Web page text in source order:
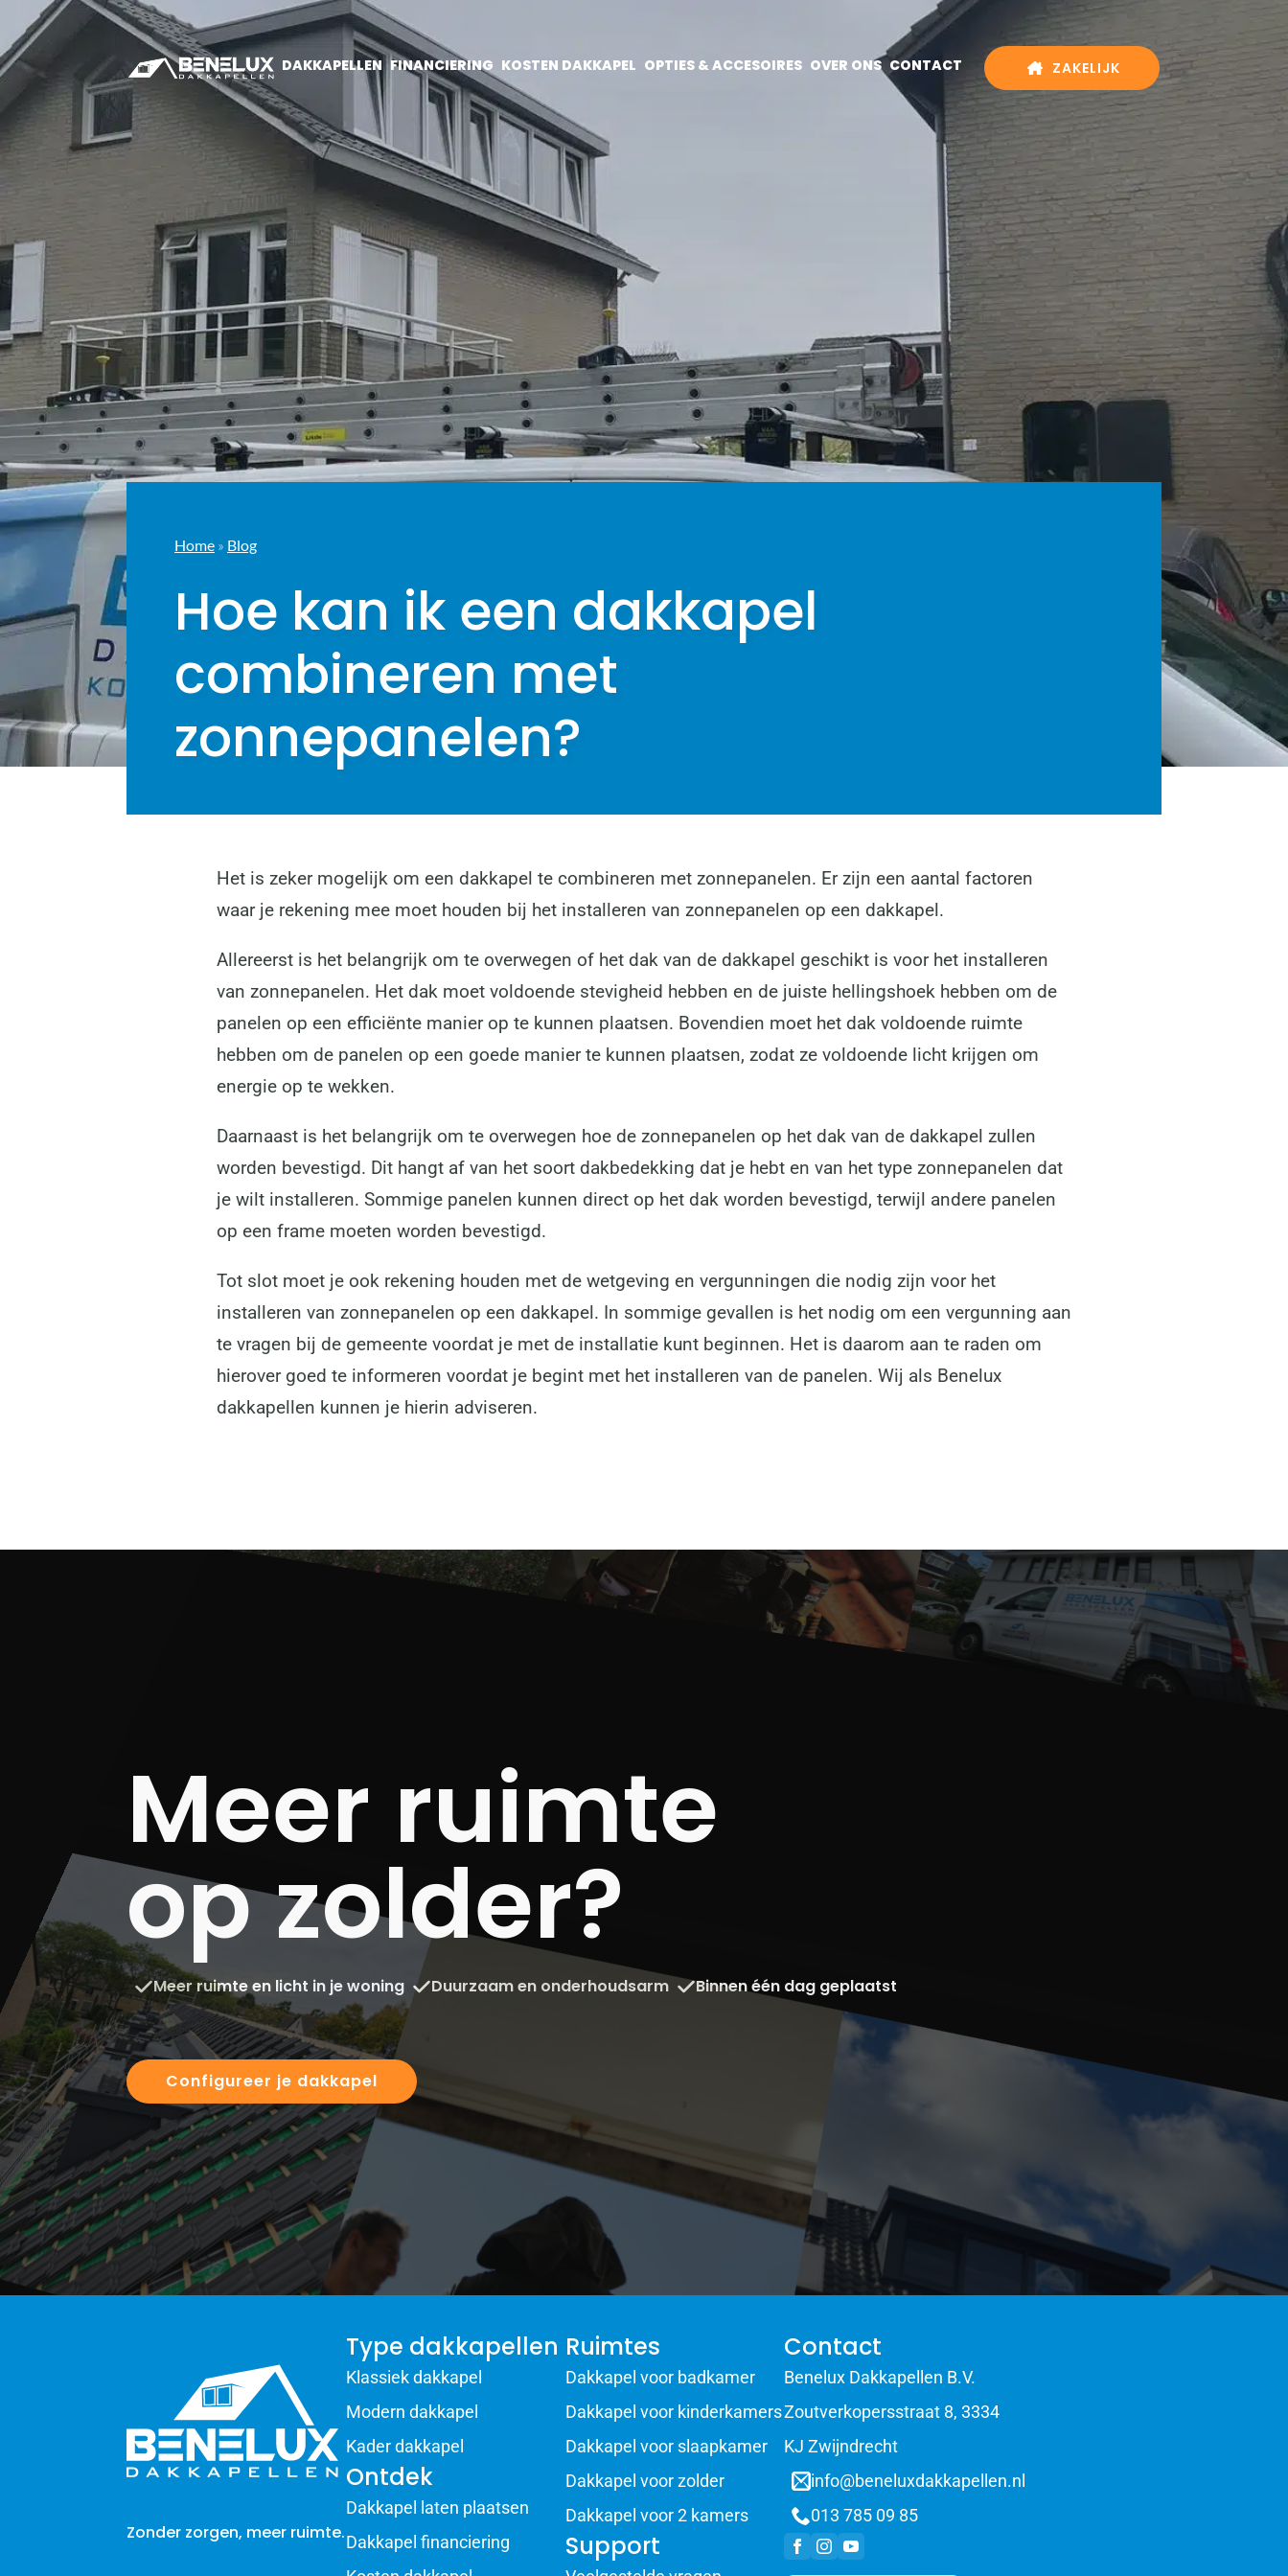
DAKKAPELLEN FINANCIERING KOSTEN DAKKAPEL OPTIES & ACCESOIRES OVER ONS CONTACT ZAKELIJK
Home » Blog
Hoe kan ik een dakkapel
combineren met
zonnepanelen?
Het is zeker mogelijk om een dakkapel te combineren met zonnepanelen. Er zijn een aantal factoren
waar je rekening mee moet houden bij het installeren van zonnepanelen op een dakkapel.
Allereerst is het belangrijk om te overwegen of het dak van de dakkapel geschikt is voor het installeren
van zonnepanelen. Het dak moet voldoende stevigheid hebben en de juiste hellingshoek hebben om de
panelen op een efficiënte manier op te kunnen plaatsen. Bovendien moet het dak voldoende ruimte
hebben om de panelen op een goede manier te kunnen plaatsen, zodat ze voldoende licht krijgen om
energie op te wekken.
Daarnaast is het belangrijk om te overwegen hoe de zonnepanelen op het dak van de dakkapel zullen
worden bevestigd. Dit hangt af van het soort dakbedekking dat je hebt en van het type zonnepanelen dat
je wilt installeren. Sommige panelen kunnen direct op het dak worden bevestigd, terwijl andere panelen
op een frame moeten worden bevestigd.
Tot slot moet je ook rekening houden met de wetgeving en vergunningen die nodig zijn voor het
installeren van zonnepanelen op een dakkapel. In sommige gevallen is het nodig om een vergunning aan
te vragen bij de gemeente voordat je met de installatie kunt beginnen. Het is daarom aan te raden om
hierover goed te informeren voordat je begint met het installeren van de panelen. Wij als Benelux
dakkapellen kunnen je hierin adviseren.
Meer ruimte
op zolder?
Meer ruimte en licht in je woning Duurzaam en onderhoudsarm Binnen één dag geplaatst
Configureer je dakkapel
Zonder zorgen, meer ruimte.
Type dakkapellen
Klassiek dakkapel
Modern dakkapel
Kader dakkapel
Ontdek
Dakkapel laten plaatsen
Dakkapel financiering
Ruimtes
Dakkapel voor badkamer
Dakkapel voor kinderkamers
Dakkapel voor slaapkamer
Dakkapel voor zolder
Dakkapel voor 2 kamers
Support
Contact
Benelux Dakkapellen B.V.
Zoutverkopersstraat 8, 3334
KJ Zwijndrecht
info@beneluxdakkapellen.nl
013 785 09 85